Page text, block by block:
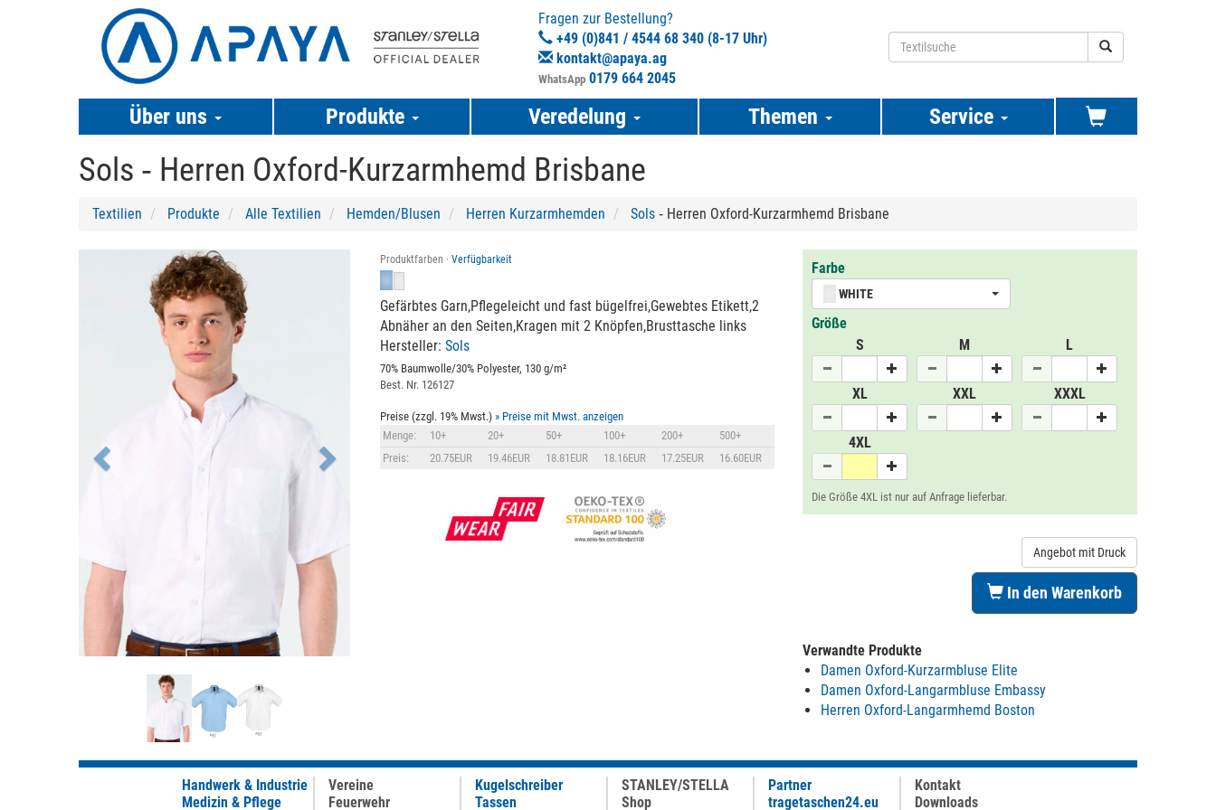
Fragen zur Bestellung?
+49 (0)841 / 4544 68 340 (8-17 Uhr)
kontakt@apaya.ag
WhatsApp 0179 664 2045
Über uns Produkte Veredelung Themen Service
Sols ‐ Herren Oxford-Kurzarmhemd Brisbane
Textilien Produkte Alle Textilien Hemden/Blusen Herren Kurzarmhemden Sols ‐ Herren Oxford-Kurzarmhemd Brisbane
Produktfarben ·Verfügbarkeit
Gefärbtes Garn,Pflegeleicht und fast bügelfrei,Gewebtes Etikett,2
Abnäher an den Seiten,Kragen mit 2 Knöpfen,Brusttasche links
Hersteller:Sols
70% Baumwolle/30% Polyester, 130 g/m²
Best. Nr. 126127
Preise (zzgl. 19% Mwst.)» Preise mit Mwst. anzeigen
Menge:
10+ 20+ 50+ 100+ 200+
500+
Preis:
20.75EUR 19.46EUR 18.81EUR 18.16EUR 17.25EUR 16.60EUR
Farbe
WHITE
Größe
S
M L
XL XXL XXXL
4XL
Die Größe 4XL ist nur auf Anfrage lieferbar.
Angebot mit Druck
In den Warenkorb
Verwandte Produkte
Damen Oxford-Kurzarmbluse Elite
Damen Oxford-Langarmbluse Embassy
Herren Oxford-Langarmhemd Boston
Handwerk & Industrie
Medizin & Pflege
Vereine
Feuerwehr
Kugelschreiber
Tassen
STANLEY/STELLA
Shop
Partner
tragetaschen24.eu
Kontakt
Downloads